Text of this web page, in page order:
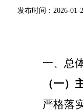
发布时间：2026-
一、总
（一）
严格落